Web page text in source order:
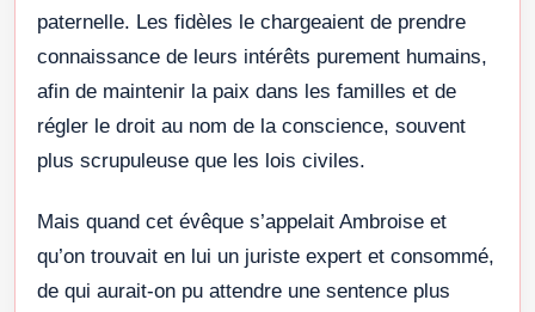
paternelle. Les fidèles le chargeaient de prendre
connaissance de leurs intérêts purement humains,
afin de maintenir la paix dans les familles et de
régler le droit au nom de la conscience, souvent
plus scrupuleuse que les lois civiles.
Mais quand cet évêque s’appelait Ambroise et
qu’on trouvait en lui un juriste expert et consommé,
de qui aurait-on pu attendre une sentence plus